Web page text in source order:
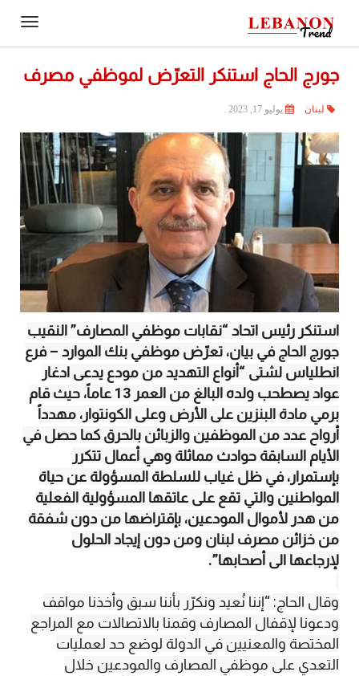
جورج الحاج استنكر التعرّض لموظفي مصرف
لبنان يوليو 17, 2023
استنكر رئيس اتحاد “نقابات موظفي المصارف” النقيب
جورج الحاج في بيان، تعرّض موظفي بنك الموارد – فرع
انطلياس لشتى “أنواع التهديد من مودع يدعى ادغار
عواد يصطحب ولده البالغ من العمر 13 عاماً، حيث قام
برمي مادة البنزين على الأرض وعلى الكونتوار، مهدداً
أرواح عدد من الموظفين والزبائن بالحرق كما حصل في
الأيام السابقة حوادث مماثلة وهي أعمال تتكرر
بإستمرار، في ظل غياب للسلطة المسؤولة عن حياة
المواطنين والتي تقع على عاتقها المسؤولية الفعلية
من هدر لأموال المودعين، بإقتراضها من دون شفقة
من خزائن مصرف لبنان ومن دون إيجاد الحلول
لإرجاعها الى أصحابها”.
وقال الحاج: “إننا نُعيد ونكرّر بأننا سبق وأخذنا مواقف
ودعونا لإقفال المصارف وقمنا بالاتصالات مع المراجع
المختصة والمعنيين في الدولة لوضع حد لعمليات
التعدي على موظفي المصارف والمودعين خلال
Contact
Us